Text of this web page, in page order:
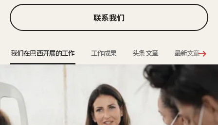
联系我们
我们在巴西开展的工作 工作成果 头条文章 最新文章